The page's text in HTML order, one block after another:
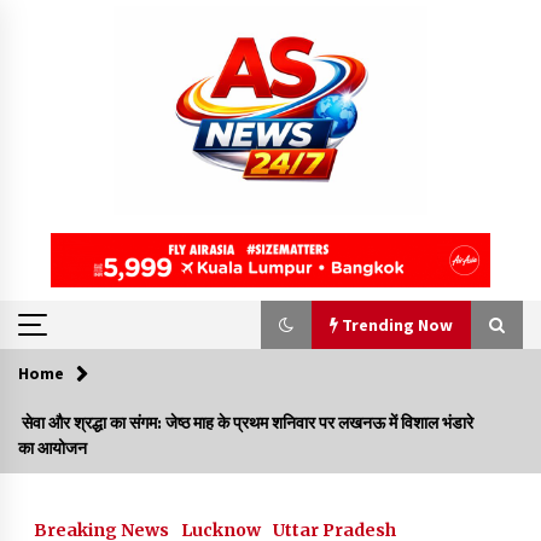
Trending Now
Trending Now
17 hours ago
Home
सेवा और श्रद्धा का संगम: जेष्ठ माह के प्रथम शनिवार पर लखनऊ में विशाल भंडारे
का आयोजन
Breaking News Lucknow Uttar Pradesh